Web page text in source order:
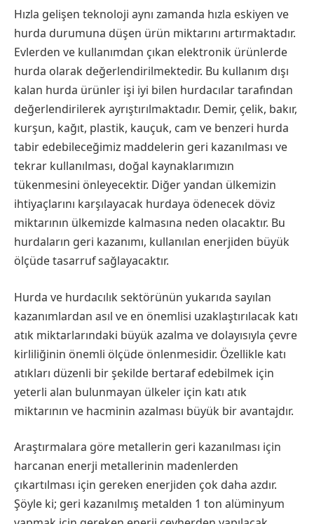
Hızla gelişen teknoloji aynı zamanda hızla eskiyen ve
hurda durumuna düşen ürün miktarını artırmaktadır.
Evlerden ve kullanımdan çıkan elektronik ürünlerde
hurda olarak değerlendirilmektedir. Bu kullanım dışı
kalan hurda ürünler işi iyi bilen hurdacılar tarafından
değerlendirilerek ayrıştırılmaktadır. Demir, çelik, bakır,
kurşun, kağıt, plastik, kauçuk, cam ve benzeri hurda
tabir edebileceğimiz maddelerin geri kazanılması ve
tekrar kullanılması, doğal kaynaklarımızın
tükenmesini önleyecektir. Diğer yandan ülkemizin
ihtiyaçlarını karşılayacak hurdaya ödenecek döviz
miktarının ülkemizde kalmasına neden olacaktır. Bu
hurdaların geri kazanımı, kullanılan enerjiden büyük
ölçüde tasarruf sağlayacaktır.
Hurda ve hurdacılık sektörünün yukarıda sayılan
kazanımlardan asıl ve en önemlisi uzaklaştırılacak katı
atık miktarlarındaki büyük azalma ve dolayısıyla çevre
kirliliğinin önemli ölçüde önlenmesidir. Özellikle katı
atıkları düzenli bir şekilde bertaraf edebilmek için
yeterli alan bulunmayan ülkeler için katı atık
miktarının ve hacminin azalması büyük bir avantajdır.
Araştırmalara göre metallerin geri kazanılması için
harcanan enerji metallerinin madenlerden
çıkartılması için gereken enerjiden çok daha azdır.
Şöyle ki; geri kazanılmış metalden 1 ton alüminyum